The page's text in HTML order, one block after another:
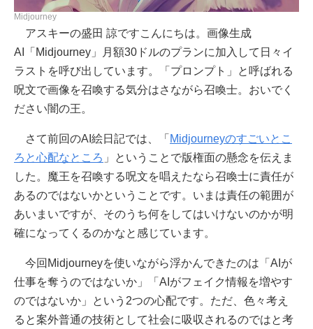
Midjourney
アスキーの盛田 諒ですこんにちは。画像生成
AI「Midjourney」月額30ドルのプランに加入して日々イ
ラストを呼び出しています。「プロンプト」と呼ばれる
呪文で画像を召喚する気分はさながら召喚士。おいでく
ださい闇の王。
さて前回のAI絵日記では、「 Midjourneyのすごいとこ
ろと心配なところ 」ということで版権面の懸念を伝えま
した。魔王を召喚する呪文を唱えたなら召喚士に責任が
あるのではないかということです。いまは責任の範囲が
あいまいですが、そのうち何をしてはいけないのかが明
確になってくるのかなと感じています。
今回Midjourneyを使いながら浮かんできたのは「AIが
仕事を奪うのではないか」「AIがフェイク情報を増やす
のではないか」という2つの心配です。ただ、色々考え
ると案外普通の技術として社会に吸収されるのではと考